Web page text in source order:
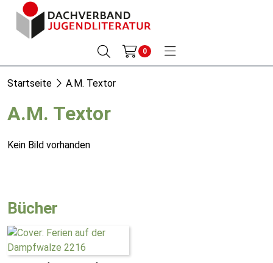
0
Startseite A.M. Textor
A.M. Textor
Kein Bild vorhanden
Bücher